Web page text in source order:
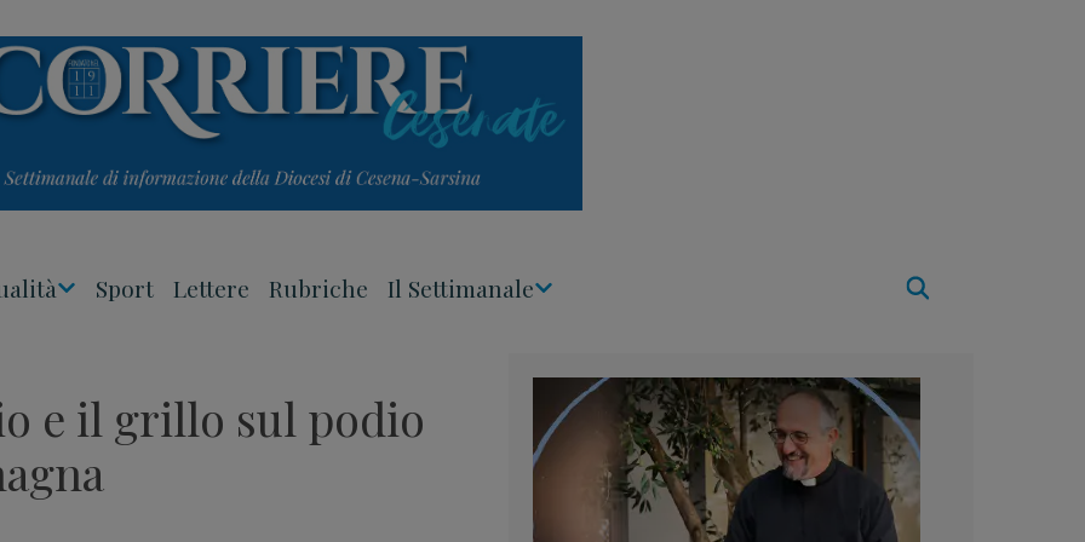
Sport Lettere Rubriche Il Settimanale
e il grillo sul podio